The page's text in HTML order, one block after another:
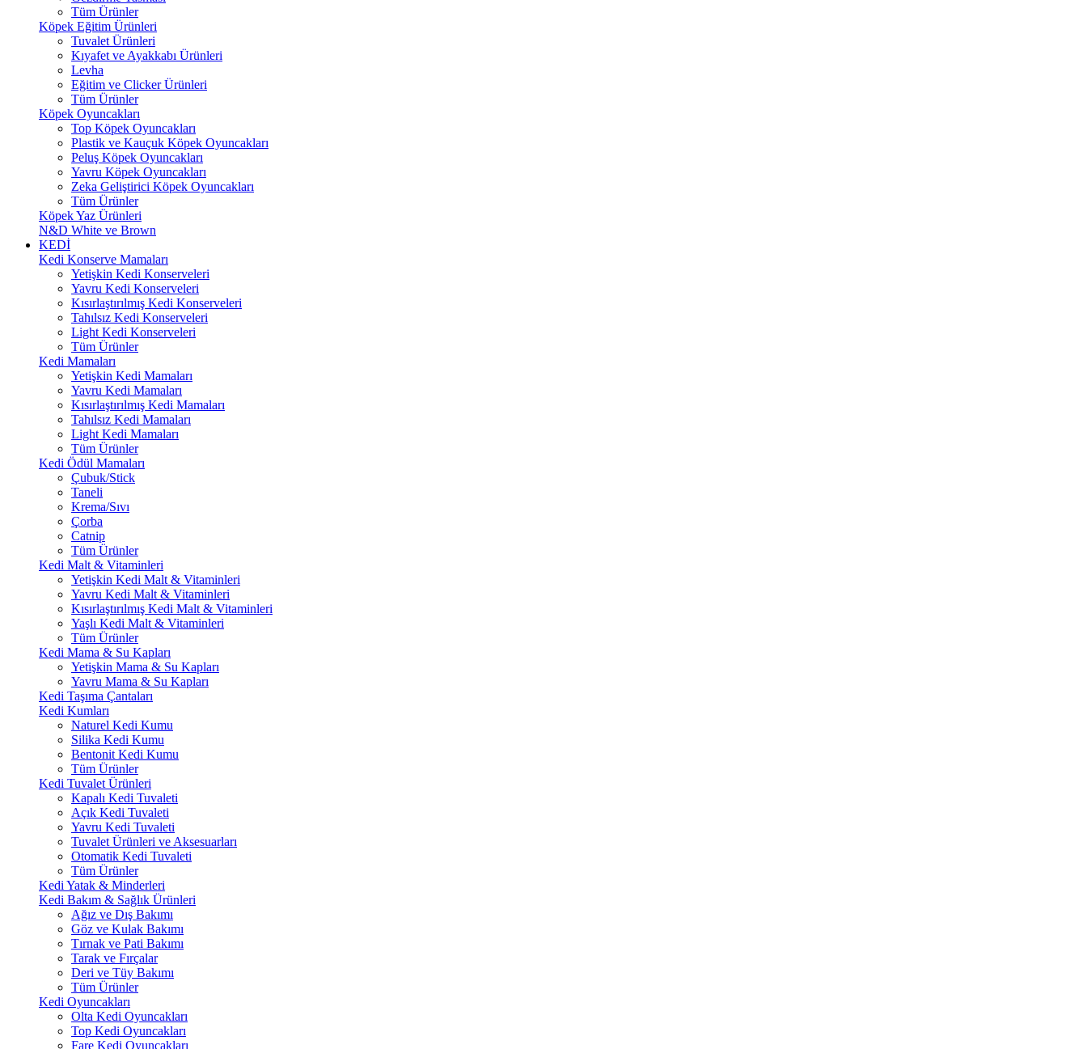
Tüm Ürünler
Köpek Eğitim Ürünleri
Tuvalet Ürünleri
Kıyafet ve Ayakkabı Ürünleri
Levha
Eğitim ve Clicker Ürünleri
Tüm Ürünler
Köpek Oyuncakları
Top Köpek Oyuncakları
Plastik ve Kauçuk Köpek Oyuncakları
Peluş Köpek Oyuncakları
Yavru Köpek Oyuncakları
Zeka Geliştirici Köpek Oyuncakları
Tüm Ürünler
Köpek Yaz Ürünleri
N&D White ve Brown
KEDİ
Kedi Konserve Mamaları
Yetişkin Kedi Konserveleri
Yavru Kedi Konserveleri
Kısırlaştırılmış Kedi Konserveleri
Tahılsız Kedi Konserveleri
Light Kedi Konserveleri
Tüm Ürünler
Kedi Mamaları
Yetişkin Kedi Mamaları
Yavru Kedi Mamaları
Kısırlaştırılmış Kedi Mamaları
Tahılsız Kedi Mamaları
Light Kedi Mamaları
Tüm Ürünler
Kedi Ödül Mamaları
Çubuk/Stick
Taneli
Krema/Sıvı
Çorba
Catnip
Tüm Ürünler
Kedi Malt & Vitaminleri
Yetişkin Kedi Malt & Vitaminleri
Yavru Kedi Malt & Vitaminleri
Kısırlaştırılmış Kedi Malt & Vitaminleri
Yaşlı Kedi Malt & Vitaminleri
Tüm Ürünler
Kedi Mama & Su Kapları
Yetişkin Mama & Su Kapları
Yavru Mama & Su Kapları
Kedi Taşıma Çantaları
Kedi Kumları
Naturel Kedi Kumu
Silika Kedi Kumu
Bentonit Kedi Kumu
Tüm Ürünler
Kedi Tuvalet Ürünleri
Kapalı Kedi Tuvaleti
Açık Kedi Tuvaleti
Yavru Kedi Tuvaleti
Tuvalet Ürünleri ve Aksesuarları
Otomatik Kedi Tuvaleti
Tüm Ürünler
Kedi Yatak & Minderleri
Kedi Bakım & Sağlık Ürünleri
Ağız ve Dış Bakımı
Göz ve Kulak Bakımı
Tırnak ve Pati Bakımı
Tarak ve Fırçalar
Deri ve Tüy Bakımı
Tüm Ürünler
Kedi Oyuncakları
Olta Kedi Oyuncakları
Top Kedi Oyuncakları
Fare Kedi Oyuncakları